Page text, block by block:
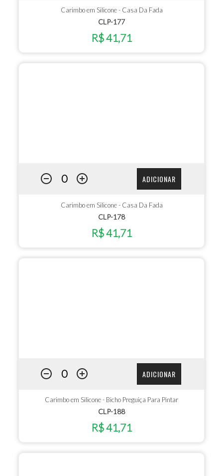
Carimbo em Silicone - Casa Da Fada
CLP-177
R$ 41,71
ADICIONAR
Carimbo em Silicone - Casa Da Fada
CLP-178
R$ 41,71
ADICIONAR
Carimbo em Silicone - Bicho Preguiça Para Pintar
CLP-188
R$ 41,71